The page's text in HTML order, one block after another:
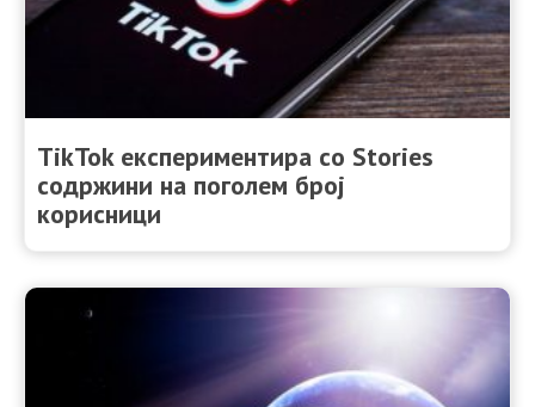
TikTok експериментира со Stories
содржини на поголем број
корисници